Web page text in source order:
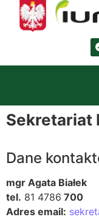
Sekretariat
Dane
mgr Agata Białek
tel. 81 4786 700
Adres email: